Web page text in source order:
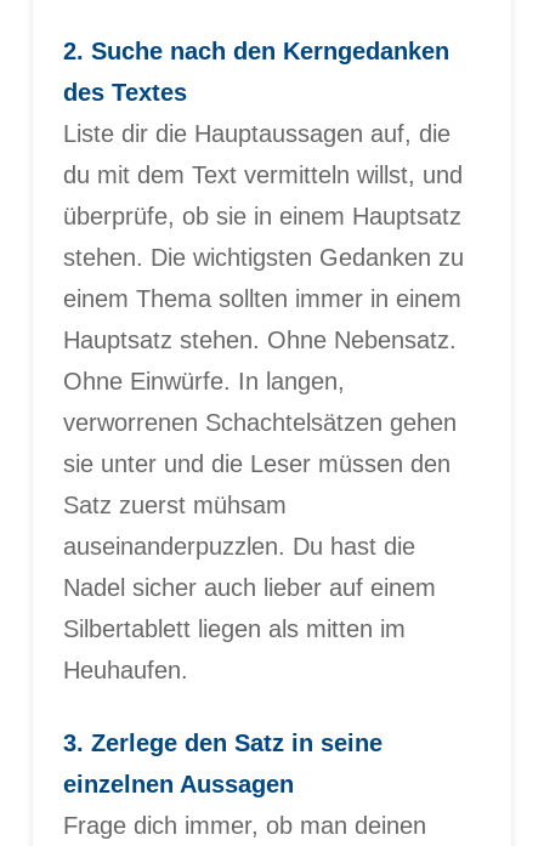
2. Suche nach den Kerngedanken
des Textes
Liste dir die Hauptaussagen auf, die
du mit dem Text vermitteln willst, und
überprüfe, ob sie in einem Hauptsatz
stehen. Die wichtigsten Gedanken zu
einem Thema sollten immer in einem
Hauptsatz stehen. Ohne Nebensatz.
Ohne Einwürfe. In langen,
verworrenen Schachtelsätzen gehen
sie unter und die Leser müssen den
Satz zuerst mühsam
auseinanderpuzzlen. Du hast die
Nadel sicher auch lieber auf einem
Silbertablett liegen als mitten im
Heuhaufen.
3. Zerlege den Satz in seine
einzelnen Aussagen
Frage dich immer, ob man deinen